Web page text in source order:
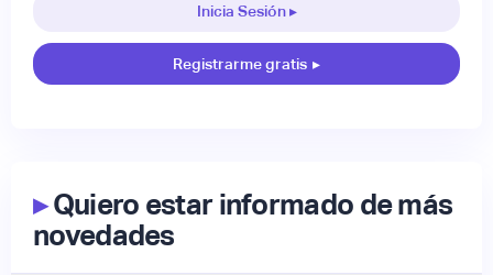
Inicia Sesión ▸
Registrarme gratis ▸
▸Quiero estar informado de más
novedades